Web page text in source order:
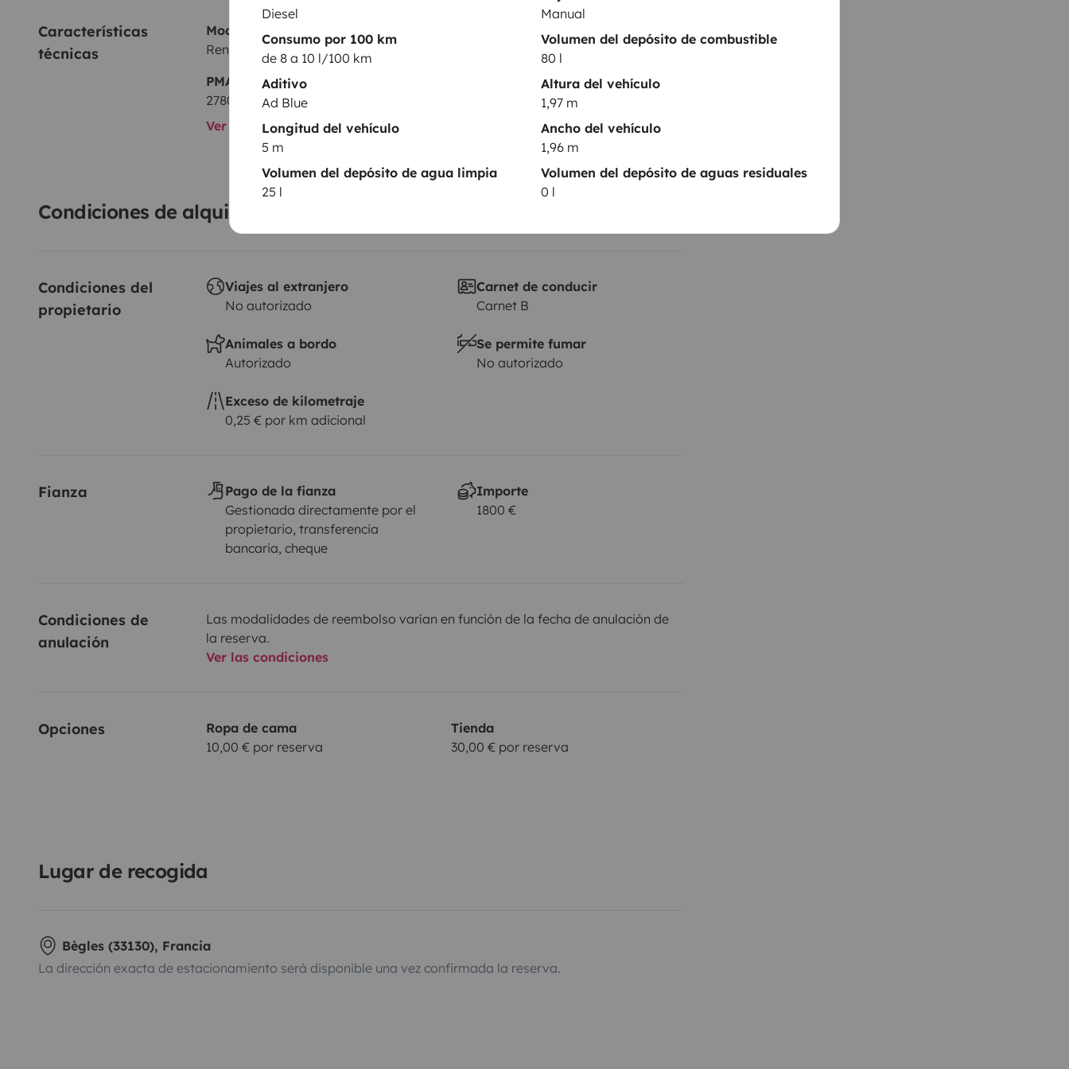
Diesel
Manual
Consumo por 100 km
de 8 a 10 l/100 km
Volumen del depósito de combustible
80 l
Aditivo
Ad Blue
Altura del vehículo
1,97 m
Longitud del vehículo
5 m
Ancho del vehículo
1,96 m
Volumen del depósito de agua limpia
25 l
Volumen del depósito de aguas residuales
0 l
Características
técnicas
Modelo
Renault Renault trafic
PMA:
2780 kg
Ver todas las características
Condiciones de alquiler
Condiciones del
propietario
Viajes al extranjero
No autorizado
Carnet de conducir
Carnet B
Animales a bordo
Autorizado
Se permite fumar
No autorizado
Exceso de kilometraje
0,25 € por km adicional
Fianza
Pago de la fianza
Gestionada directamente por el
propietario, transferencia
bancaria, cheque
Importe
1800 €
Condiciones de
anulación
Las modalidades de reembolso varían en función de la fecha de anulación de
la reserva.
Ver las condiciones
Opciones
Ropa de cama
10,00 € por reserva
Tienda
30,00 € por reserva
Lugar de recogida
Bègles (33130), Francia
La dirección exacta de estacionamiento será disponible una vez confirmada la reserva.